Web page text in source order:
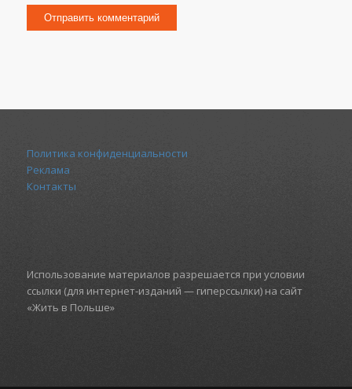
Политика конфиденциальности
Реклама
Контакты
Использование материалов разрешается при условии
ссылки (для интернет-изданий — гиперссылки) на сайт
«Жить в Польше»